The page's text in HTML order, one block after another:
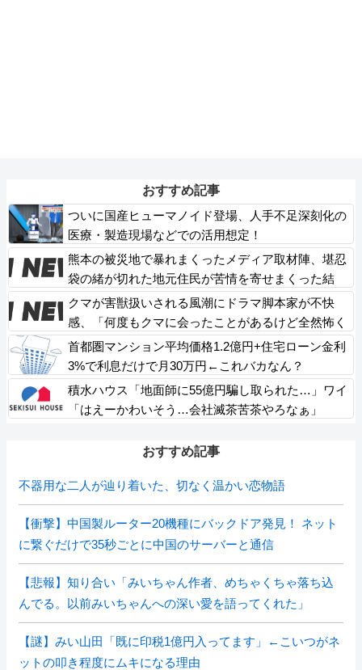
おすすめ記事
ついに国産ヒューマノイド登場、人手不足深刻化の
医療・製造現場などでの活用想定！
熊本の被災地で暴れまくったメディア取材陣、堪忍
袋の緒が切れた地元住民が苦情を寄せまくった結
果……
クマが害獣扱いされる風潮にドラマ脚本家が不快
感、「何度もクマに会ったことがあるけど全然怖く
なかった」と主張しており……
首都圏マンション平均価格1.2億円+住宅ローン金利
3%で利息だけで月30万円←これバカなん？
積水ハウス「地面師に55億円騙し取られた…」ワイ
「はえーかわいそう…会社滅茶苦茶やろなぁ」
おすすめ記事
不器用な二人が辿り着いた、切なく温かい恋物語
【衝撃】中国製ルーター20機種にバックドア発見！ ネット
に繋ぐだけで35秒ごとに中国のサーバーと通信
【悲報】知り合い「みいちゃん作者、めちゃくちゃ落ち込
んでる。以前みいちゃんへの深い愛を語ってくれた」
【謎】みい山田「既に印税1億円入ってます」←こいつがネ
ットの叩き程度にムキになる理由